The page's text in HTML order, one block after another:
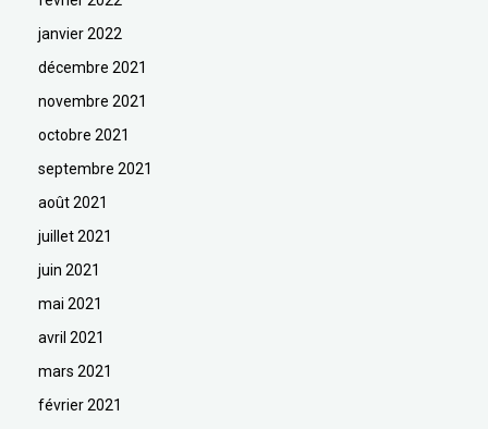
janvier 2022
décembre 2021
novembre 2021
octobre 2021
septembre 2021
août 2021
juillet 2021
juin 2021
mai 2021
avril 2021
mars 2021
février 2021